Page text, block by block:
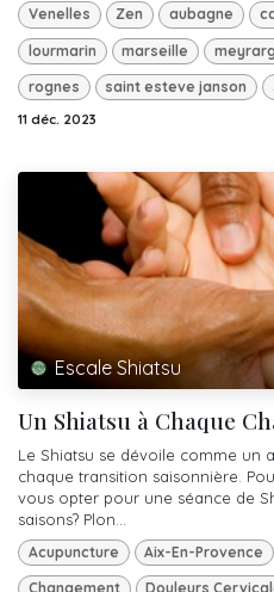
Venelles Zen aubagne
lourmarin marseille
rognes saint esteve janson
11 déc. 2023
Escale Shiatsu
Un Shiatsu à Chaque
Le Shiatsu se dévoile comme un
chaque transition saisonnière.
vous opter pour une séance de
saisons? Plon...
Acupuncture Aix-En-Provence
Changement Douleurs